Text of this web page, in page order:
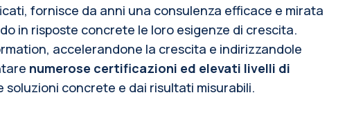
fornisce da anni una consulenza efficace e mirata
in risposte concrete le loro esigenze di crescita.
accelerandone la crescita e indirizzandole
numerose certificazioni ed elevati livelli di
concrete e dai risultati misurabili.